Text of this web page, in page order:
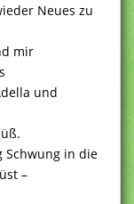
Neues zu
mir
und
Schwung in die
–